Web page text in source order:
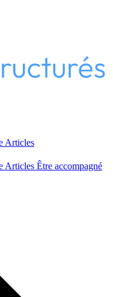
Articles
Articles Être accompagné